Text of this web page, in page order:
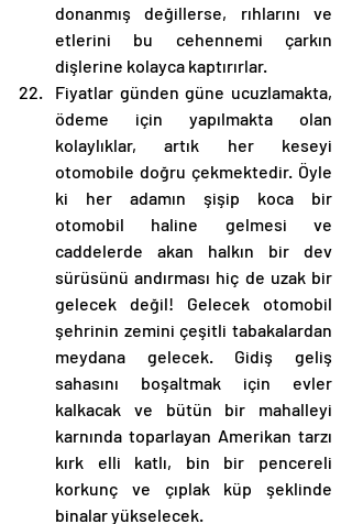
donanmış değillerse, rıhlarını ve
etlerini bu cehennemi çarkın
dişlerine kolayca kaptırırlar.
Fiyatlar günden güne ucuzlamakta,
ödeme için yapılmakta olan
kolaylıklar, artık her keseyi
otomobile doğru çekmektedir. Öyle
ki her adamın şişip koca bir
otomobil haline gelmesi ve
caddelerde akan halkın bir dev
sürüsünü andırması hiç de uzak bir
gelecek değil! Gelecek otomobil
şehrinin zemini çeşitli tabakalardan
meydana gelecek. Gidiş geliş
sahasını boşaltmak için evler
kalkacak ve bütün bir mahalleyi
karnında toparlayan Amerikan tarzı
kırk elli katlı, bin bir pencereli
korkunç ve çıplak küp şeklinde
binalar yükselecek.